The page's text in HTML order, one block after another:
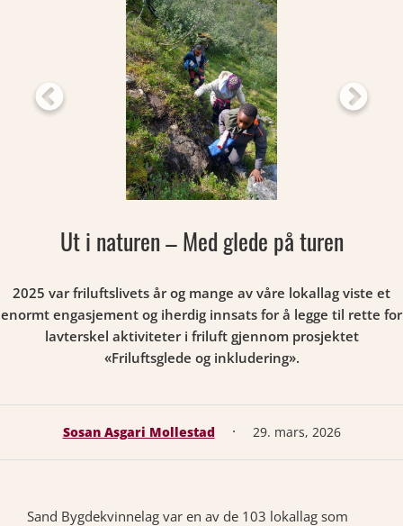
Ut i naturen – Med glede på turen
2025 var friluftslivets år og mange av våre lokallag viste et
enormt engasjement og iherdig innsats for å legge til rette for
lavterskel aktiviteter i friluft gjennom prosjektet
«Friluftsglede og inkludering».
Sosan Asgari Mollestad · 29. mars, 2026
Sand Bygdekvinnelag var en av de 103 lokallag som